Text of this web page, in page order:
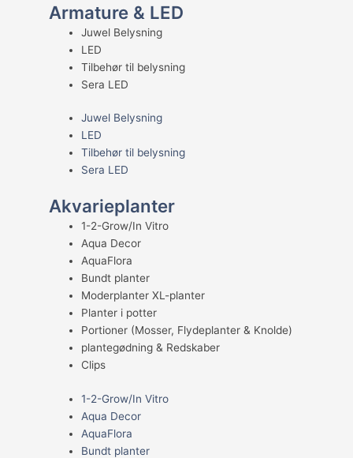
Armature & LED
Juwel Belysning
LED
Tilbehør til belysning
Sera LED
Juwel Belysning
LED
Tilbehør til belysning
Sera LED
Akvarieplanter
1-2-Grow/In Vitro
Aqua Decor
AquaFlora
Bundt planter
Moderplanter XL-planter
Planter i potter
Portioner (Mosser, Flydeplanter & Knolde)
plantegødning & Redskaber
Clips
1-2-Grow/In Vitro
Aqua Decor
AquaFlora
Bundt planter